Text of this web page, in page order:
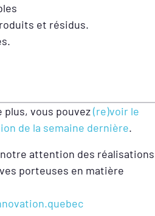
et résidus.
plus, vous pouvez(re)voir le
de la semaine dernière.
attention des réalisations
porteuses en matière